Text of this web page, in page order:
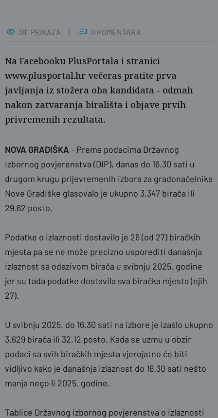
Foto: Ivana Barišić / PLUS
381 PRIKAZA 0 KOMENTARA
Na Facebooku PlusPortala i stranici
www.plusportal.hr večeras pratite prva
javljanja iz stožera oba kandidata - odmah
nakon zatvaranja birališta i objave prvih
privremenih rezultata.
NOVA GRADIŠKA - Prema podacima Državnog
izbornog povjerenstva (DIP), danas do 16.30 sati u
drugom krugu prijevremenih izbora za gradonačelnika
Nove Gradiške glasovalo je ukupno 3.347 birača ili
29.62 posto.
Podatke o izlaznosti dostavilo je 26 (od 27) biračkih
mjesta pa se ne može precizno usporediti današnja
izlaznost sa odazivom birača u svibnju 2025. godine
jer su tada podatke dostavila sva biračka mjesta (njih
27).
U svibnju 2025. do 16.30 sati na izbore je izašlo ukupno
3.629 birača ili 32,12 posto. Kada se uzmu u obzir
podaci sa svih biračkih mjesta vjerojatno će biti
vidljivo kako je današnja izlaznost do 16.30 sati nešto
manja nego li 2025. godine.
Tablice Državnog izbornog povjerenstva o izlaznosti